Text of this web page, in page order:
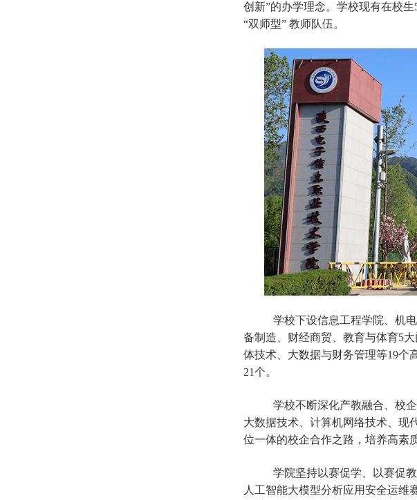
创新”的办学理念。学校现有在校生
“双师型” 教师队伍。
学校下设信息工程学院、机
备制造、财经商贸、教育与体育5
体技术、大数据与财务管理等19个
21个。
学校不断深化产教融合、校
大数据技术、计算机网络技术、现
位一体的校企合作之路，培养高素
学院坚持以赛促学、以赛促
人工智能大模型分析应用安全运